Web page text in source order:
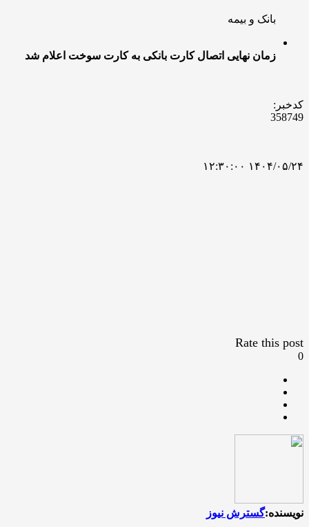
بانک و بیمه
زمان نهایی اتصال کارت بانکی به کارت سوخت اعلام شد
کدخبر:
358749
۱۴۰۴/۰۵/۲۴ ۱۲:۳۰:۰۰
Rate this post
0
نویسنده:گسترش نیوز